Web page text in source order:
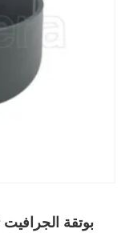
بوتقة الجرافيت